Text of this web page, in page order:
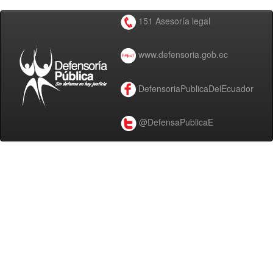
151 Asesoría legal
www.defensoria.gob.ec
DefensoriaPublicaDelEcuador
@DefensaPublicaE